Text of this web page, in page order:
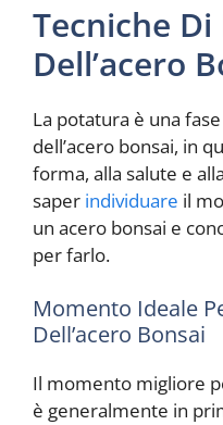
Tecniche
Dell’acero
La potatura è una
dell’acero bonsai, in
forma, alla salute e
saper individuare il
un acero bonsai e
per farlo.
Momento Ideale
Dell’acero Bonsai
Il momento migliore
è generalmente in